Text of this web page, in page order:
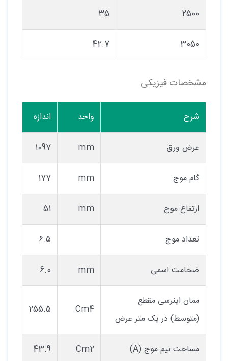
2500
35
3050
42.7
مشخصات فیزیکی
شرح واحد اندازه
عرض ورق mm
1097
گام موج mm
177
ارتفاع موج mm
51
تعداد موج ۶.۵
ضخامت اسمی mm
6.0
ممان اینرسی مقطع
(متوسط) در یک متر عرض
Cm4
255.5
مساحت نیم موج (A) Cm2
43.9